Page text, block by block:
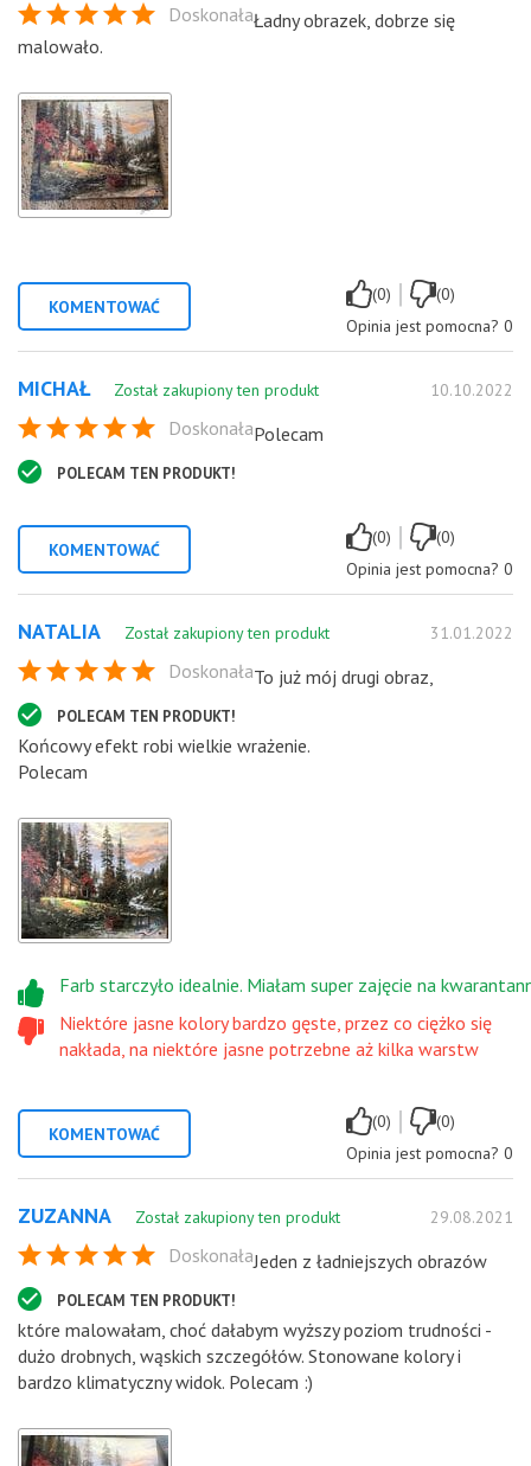
DoskonałaŁadny obrazek, dobrze się
malowało.
KOMENTOWAĆ
(0) |
(0)
Opinia jest pomocna? 0
MICHAŁ Został zakupiony ten produkt 10.10.2022
Doskonała
POLECAM TEN PRODUKT!
Polecam
KOMENTOWAĆ
(0) |
(0)
Opinia jest pomocna? 0
NATALIA Został zakupiony ten produkt 31.01.2022
Doskonała
POLECAM TEN PRODUKT!
To już mój drugi obraz,
Końcowy efekt robi wielkie wrażenie.
Polecam
Niektóre jasne kolory bardzo gęste, przez co ciężko się
nakłada, na niektóre jasne potrzebne aż kilka warstw
Farb starczyło idealnie. Miałam super zajęcie na
KOMENTOWAĆ
(0) |
(0)
Opinia jest pomocna? 0
ZUZANNA Został zakupiony ten produkt 29.08.2021
Doskonała
POLECAM TEN PRODUKT!
Jeden z ładniejszych obrazów
które malowałam, choć dałabym wyższy poziom trudności -
dużo drobnych, wąskich szczegółów. Stonowane kolory i
bardzo klimatyczny widok. Polecam :)